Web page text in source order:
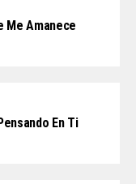
Me Amanece
En Ti